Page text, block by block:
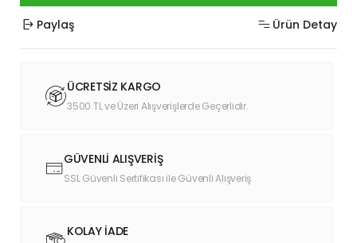
Paylaş Ürün Detay
ÜCRETSİZ KARGO
3500 TL ve Üzeri Alışverişlerde Geçerlidir.
GÜVENLİ ALIŞVERİŞ
SSL Güvenli Sertifikası ile Güvenli Alışveriş
KOLAY İADE